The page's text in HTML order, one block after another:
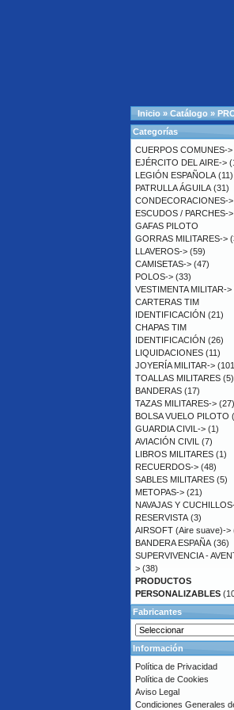
Inicio » Catálogo »
Categorías
CUERPOS COMUNES->
EJÉRCITO DEL AIRE->
LEGIÓN ESPAÑOLA (11)
PATRULLA ÁGUILA (31)
CONDECORACIONES->
ESCUDOS / PARCHES->
GAFAS PILOTO
GORRAS MILITARES->
LLAVEROS-> (59)
CAMISETAS-> (47)
POLOS-> (33)
VESTIMENTA MILITAR->
CARTERAS TIM
IDENTIFICACIÓN (21)
CHAPAS TIM
IDENTIFICACIÓN (26)
LIQUIDACIONES (11)
JOYERÍA MILITAR->
TOALLAS MILITARES (5)
BANDERAS (17)
TAZAS MILITARES-> (27)
BOLSA VUELO PILOTO
GUARDIA CIVIL-> (1)
AVIACIÓN CIVIL (7)
LIBROS MILITARES (1)
RECUERDOS-> (48)
SABLES MILITARES (5)
METOPAS-> (21)
NAVAJAS Y
RESERVISTA (3)
AIRSOFT (Aire suave)->
BANDERA ESPAÑA (36)
SUPERVIVENCIA -
> (38)
PRODUCTOS
PERSONALIZABLES
Fabricantes
Información
Política de Privacidad
Política de Cookies
Aviso Legal
Condiciones Generales